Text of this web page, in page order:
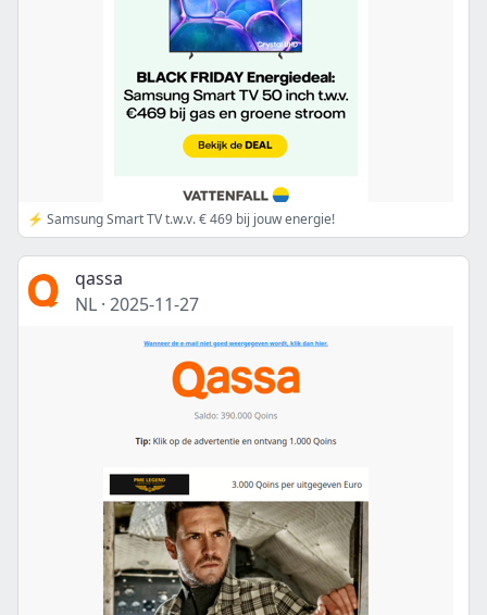
⚡ Samsung Smart TV t.w.v. € 469 bij jouw energie!
qassa
NL · 2025-11-27